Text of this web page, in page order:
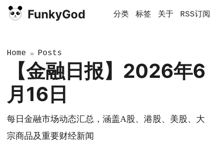
FunkyGod 分类 标签 关于 RSS订阅
Home » Posts
【金融日报】2026年6
月16日
每日金融市场动态汇总，涵盖A股、港股、美股、大
宗商品及重要财经新闻